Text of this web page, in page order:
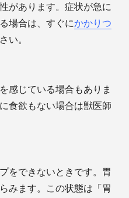
があります。症状が急に
場合は、すぐにかかりつ
い。
感じている場合もありま
食欲もない場合は獣医師
をできないときです。胃
みます。この状態は「胃